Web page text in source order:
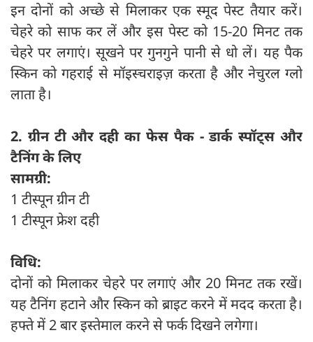
इन दोनों को अच्छे से मिलाकर एक स्मूद पेस्ट तैयार करें।
चेहरे को साफ कर लें और इस पेस्ट को 15-20 मिनट तक
चेहरे पर लगाएं। सूखने पर गुनगुने पानी से धो लें। यह पैक
स्किन को गहराई से मॉइस्चराइज़ करता है और नेचुरल ग्लो
लाता है।
2. ग्रीन टी और दही का फेस पैक - डार्क स्पॉट्स और
टैनिंग के लिए
सामग्री:
1 टीस्पून ग्रीन टी
1 टीस्पून फ्रेश दही
विधि:
दोनों को मिलाकर चेहरे पर लगाएं और 20 मिनट तक रखें।
यह टैनिंग हटाने और स्किन को ब्राइट करने में मदद करता है।
हफ्ते में 2 बार इस्तेमाल करने से फर्क दिखने लगेगा।